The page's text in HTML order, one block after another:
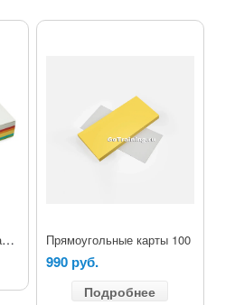
Прямоугольные модерационные карты Большие (14,9х20,7см), 250л ассорти Прямоугольные карты 100
990 руб.
Подробнее